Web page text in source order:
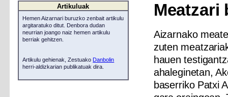
Meatzari
Aizarnako
zuten
hauen
ahaleginetan,
baserriko Patxi
Artikuluak
Hemen Aizarnari buruzko zenbait artikulu
argitaratuko ditut. Denbora dudan
neurrian joango naiz hemen artikulu
berriak gehitzen.
Artikulu gehienak, Zestuako Danbolin
herri-aldizkarian publikatuak dira.